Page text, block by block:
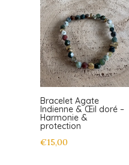
Bracelet Agate
Indienne & Œil doré –
Harmonie &
protection
€15,00